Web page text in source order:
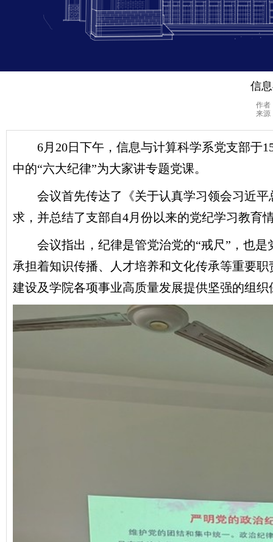
信
作者
来源
6月 20日下午，信息与计算科学系党支部于
中的“六大纪律”为大家讲专题党课。
会议首先传达了《关于认真学习领会习近
求，并总结了支部自4月份以来的党纪学习教育
会议指出，纪律是管党治党的“戒尺”，也
承担着知识传播、人才培养和文化传承等重要
建设及学院各项事业高质量发展提供坚强的组